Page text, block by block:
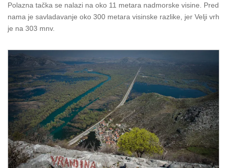
Polazna tačka se nalazi na oko 11 metara nadmorske visine. Pred
nama je savladavanje oko 300 metara visinske razlike, jer Velji vrh
je na 303 mnv.